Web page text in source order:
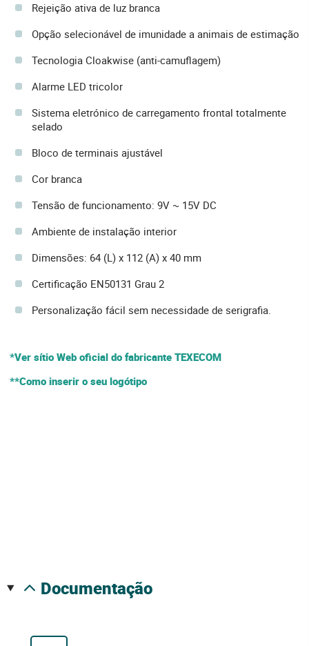
Rejeição ativa de luz branca
Opção selecionável de imunidade a animais de estimação
Tecnologia Cloakwise (anti-camuflagem)
Alarme LED tricolor
Sistema eletrónico de carregamento frontal totalmente
selado
Bloco de terminais ajustável
Cor branca
Tensão de funcionamento: 9V ~ 15V DC
Ambiente de instalação interior
Dimensões: 64 (L) x 112 (A) x 40 mm
Certificação EN50131 Grau 2
Personalização fácil sem necessidade de serigrafia.
*Ver sítio Web oficial do fabricante TEXECOM
**Como inserir o seu logótipo
documentação